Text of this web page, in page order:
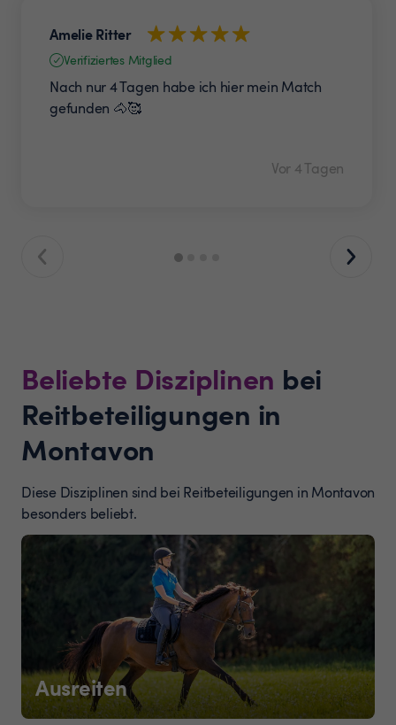
Amelie Ritter
Verifiziertes Mitglied
Nach nur 4 Tagen habe ich hier mein Match
gefunden 🐴🥰
Vor 4 Tagen
Beliebte Disziplinen bei
Reitbeteiligungen in
Montavon
Diese Disziplinen sind bei Reitbeteiligungen in Montavon
besonders beliebt.
Ausreiten